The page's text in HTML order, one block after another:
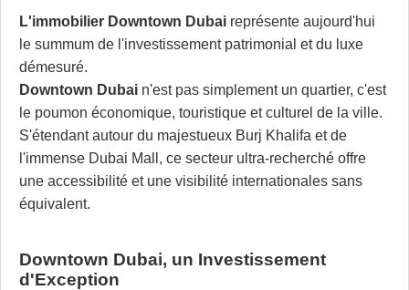
L'immobilier Downtown Dubai représente aujourd'hui
le summum de l'investissement patrimonial et du luxe
démesuré.
Downtown Dubai n'est pas simplement un quartier, c'est
le poumon économique, touristique et culturel de la ville.
S'étendant autour du majestueux Burj Khalifa et de
l'immense Dubai Mall, ce secteur ultra-recherché offre
une accessibilité et une visibilité internationales sans
équivalent.
Downtown Dubai, un Investissement
d'Exception